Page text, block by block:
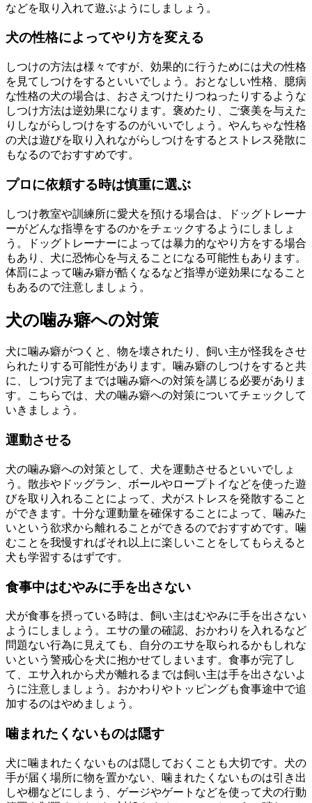
などを取り入れて遊ぶようにしましょう。
犬の性格によってやり方を変える
しつけの方法は様々ですが、効果的に行うためには犬の性格
を見てしつけをするといいでしょう。おとなしい性格、臆病
な性格の犬の場合は、おさえつけたりつねったりするような
しつけ方法は逆効果になります。褒めたり、ご褒美を与えた
りしながらしつけをするのがいいでしょう。やんちゃな性格
の犬は遊びを取り入れながらしつけをするとストレス発散に
もなるのでおすすめです。
プロに依頼する時は慎重に選ぶ
しつけ教室や訓練所に愛犬を預ける場合は、ドッグトレーナ
ーがどんな指導をするのかをチェックするようにしましょ
う。ドッグトレーナーによっては暴力的なやり方をする場合
もあり、犬に恐怖心を与えることになる可能性もあります。
体罰によって噛み癖が酷くなるなど指導が逆効果になること
もあるので注意しましょう。
犬の噛み癖への対策
犬に噛み癖がつくと、物を壊されたり、飼い主が怪我をさせ
られたりする可能性があります。噛み癖のしつけをすると共
に、しつけ完了までは噛み癖への対策を講じる必要がありま
す。こちらでは、犬の噛み癖への対策についてチェックして
いきましょう。
運動させる
犬の噛み癖への対策として、犬を運動させるといいでしょ
う。散歩やドッグラン、ボールやロープトイなどを使った遊
びを取り入れることによって、犬がストレスを発散すること
ができます。十分な運動量を確保することによって、噛みた
いという欲求から離れることができるのでおすすめです。噛
むことを我慢すればそれ以上に楽しいことをしてもらえると
犬も学習するはずです。
食事中はむやみに手を出さない
犬が食事を摂っている時は、飼い主はむやみに手を出さない
ようにしましょう。エサの量の確認、おかわりを入れるなど
問題ない行為に見えても、自分のエサを取られるかもしれな
いという警戒心を犬に抱かせてしまいます。食事が完了し
て、エサ入れから犬が離れるまでは飼い主は手を出さないよ
うに注意しましょう。おかわりやトッピングも食事途中で追
加するのはやめましょう。
噛まれたくないものは隠す
犬に噛まれたくないものは隠しておくことも大切です。犬の
手が届く場所に物を置かない、噛まれたくないものは引き出
しや棚などにしまう、ゲージやゲートなどを使って犬の行動